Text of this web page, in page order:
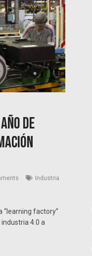
de
Industria
“learning factory”
4.0 a